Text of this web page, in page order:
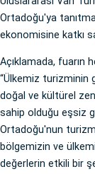
Ortadoğu'ya
ekonomisine katkı
Açıklamada, fuarın
“Ülkemiz turizminin
doğal ve kültürel
sahip olduğu eşsiz
Ortadoğu'nun
bölgemizin ve
değerlerin etkili bir